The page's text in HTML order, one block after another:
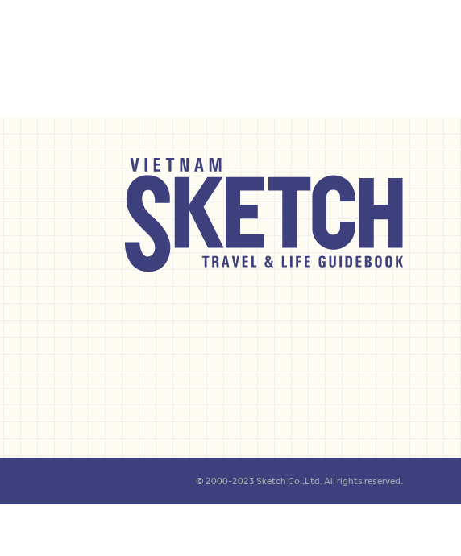
© 2000-2023 Sketch Co.,Ltd. All rights reserved.